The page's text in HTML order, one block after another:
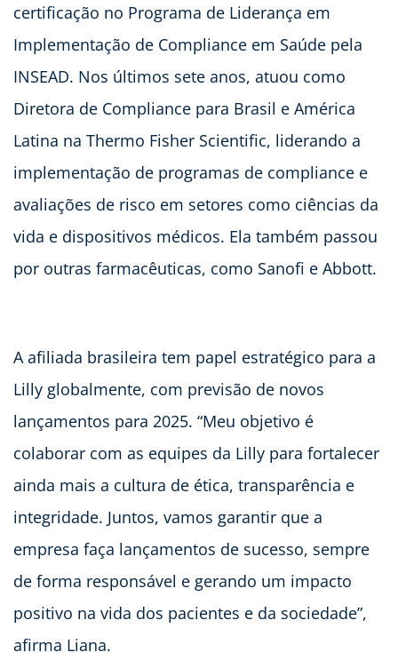
certificação no Programa de Liderança em
Implementação de Compliance em Saúde pela
INSEAD. Nos últimos sete anos, atuou como
Diretora de Compliance para Brasil e América
Latina na Thermo Fisher Scientific, liderando a
implementação de programas de compliance e
avaliações de risco em setores como ciências da
vida e dispositivos médicos. Ela também passou
por outras farmacêuticas, como Sanofi e Abbott.
A afiliada brasileira tem papel estratégico para a
Lilly globalmente, com previsão de novos
lançamentos para 2025. “Meu objetivo é
colaborar com as equipes da Lilly para fortalecer
ainda mais a cultura de ética, transparência e
integridade. Juntos, vamos garantir que a
empresa faça lançamentos de sucesso, sempre
de forma responsável e gerando um impacto
positivo na vida dos pacientes e da sociedade”,
afirma Liana.